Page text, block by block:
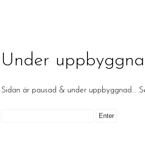
Under
Sidan är pausad & under uppbyggnad…